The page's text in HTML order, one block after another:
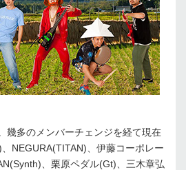
幾多のメンバーチェンジを経て現在
NEGURA(TITAN)、伊藤コーポレー
、栗原ペダル(Gt)、三木章弘